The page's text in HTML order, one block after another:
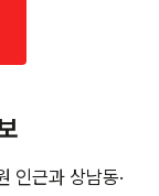
인근과 상남동·